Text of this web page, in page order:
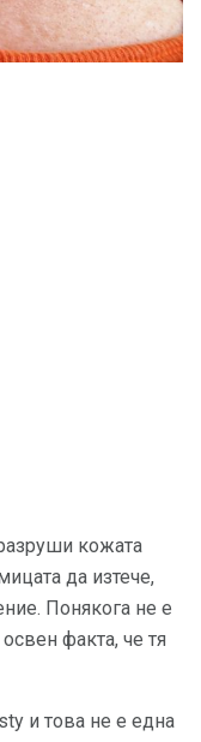
кожата
да изтече,
Понякога не е
факта, че тя
и това не е една